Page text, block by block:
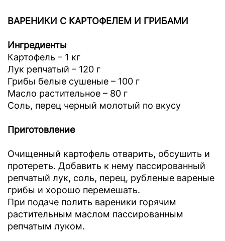
ВАРЕНИКИ С КАРТОФЕЛЕМ И ГРИБАМИ
Ингредиенты
Картофель – 1 кг
Лук репчатый – 120 г
Грибы белые сушеные – 100 г
Масло растительное – 80 г
Соль, перец черный молотый по вкусу
Приготовление
Очищенный картофель отварить, обсушить и
протереть. Добавить к нему пассированный
репчатый лук, соль, перец, рубленые вареные
грибы и хорошо перемешать.
При подаче полить вареники горячим
растительным маслом пассированным
репчатым луком.